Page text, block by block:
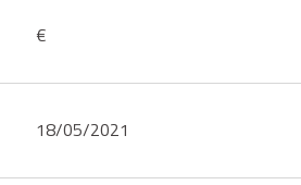
€
18/05/2021